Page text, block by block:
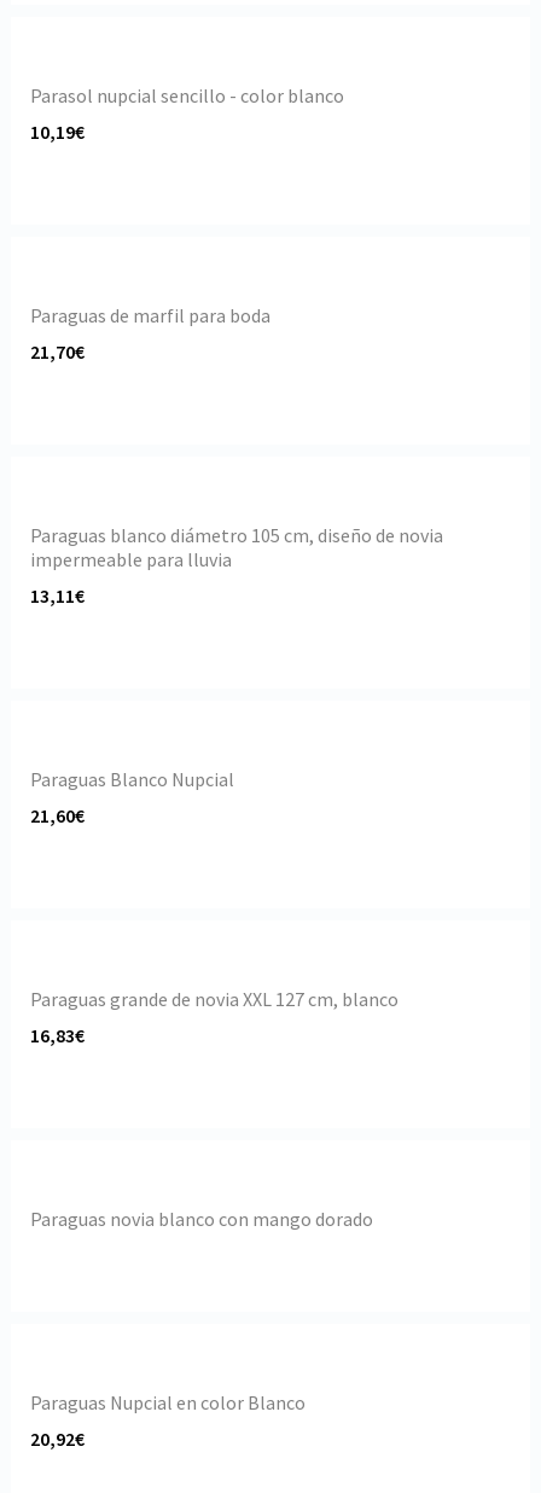
Parasol nupcial sencillo - color blanco
10,19€
Paraguas de marfil para boda
21,70€
Paraguas blanco diámetro 105 cm, diseño de novia
impermeable para lluvia
13,11€
Paraguas Blanco Nupcial
21,60€
Paraguas grande de novia XXL 127 cm, blanco
16,83€
Paraguas novia blanco con mango dorado
Paraguas Nupcial en color Blanco
20,92€